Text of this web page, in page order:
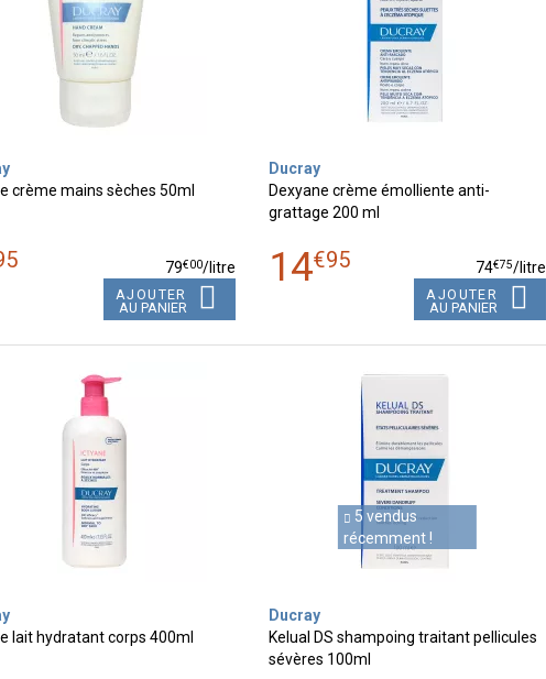
crème mains sèches 50ml
79€00/litre
AJOUTER
AU PANIER
Ducray
Dexyane crème émolliente anti-
grattage 200 ml
14€95 74€75/litre
AJOUTER
AU PANIER
lait hydratant corps 400ml
5 vendus
récemment !
Ducray
Kelual DS shampoing traitant pellicules
sévères 100ml